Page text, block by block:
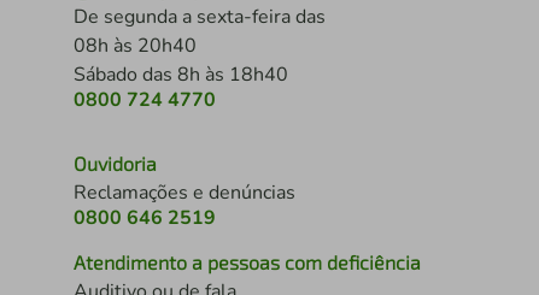
De segunda a sexta-feira das
08h às 20h40
Sábado das 8h às 18h40
0800 724 4770
Ouvidoria
Reclamações e denúncias
0800 646 2519
Atendimento a pessoas com deficiência